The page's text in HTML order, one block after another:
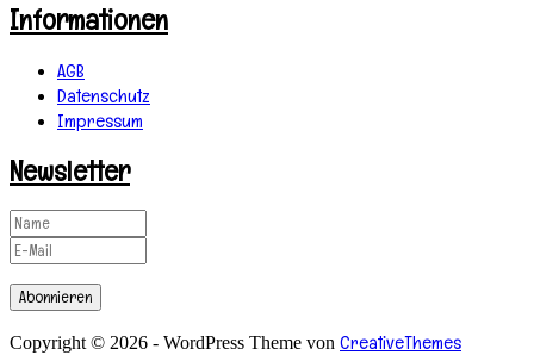
Informationen
AGB
Datenschutz
Impressum
Newsletter
Abonnieren
Copyright © 2026 - WordPress Theme von CreativeThemes